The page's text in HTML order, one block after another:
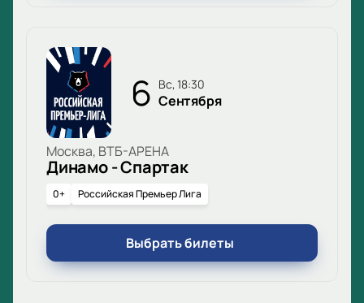
6 вс, 18:30
Сентября
Москва, ВТБ-АРЕНА
Динамо - Спартак
0+ Российская Премьер Лига
Выбрать билеты